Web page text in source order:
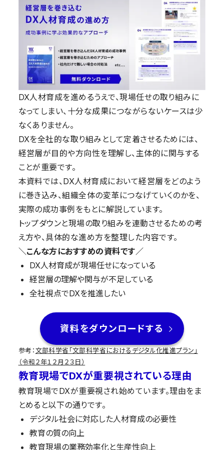
DX人材育成を進めるうえで、現場任せの取り組みに
なってしまい、十分な成果につながらないケースは少
なくありません。
DXを全社的な取り組みとして定着させるためには、
経営層が目的や方向性を理解し、主体的に関与する
ことが重要です。
本資料では、DX人材育成において経営層をどのよう
に巻き込み、組織全体の変革につなげていくのかを、
実際の成功事例をもとに解説しています。
トップダウンと現場の取り組みを連動させるための考
え方や、具体的な進め方を整理した内容です。
＼こんな方におすすめの資料です／
DX人材育成が現場任せになっている
経営層の理解や関与が不足している
全社視点でDXを推進したい
資料をダウンロードする
参考：文部科学省「文部科学省におけるデジタル化推進プラン」
（令和２年１２月２３日）
教育現場でDXが重要視されている理由
教育現場でDXが重要視され始めています。理由をま
とめると以下の通りです。
デジタル社会に対応した人材育成の必要性
教育の質の向上
教育現場の業務効率化と生産性向上